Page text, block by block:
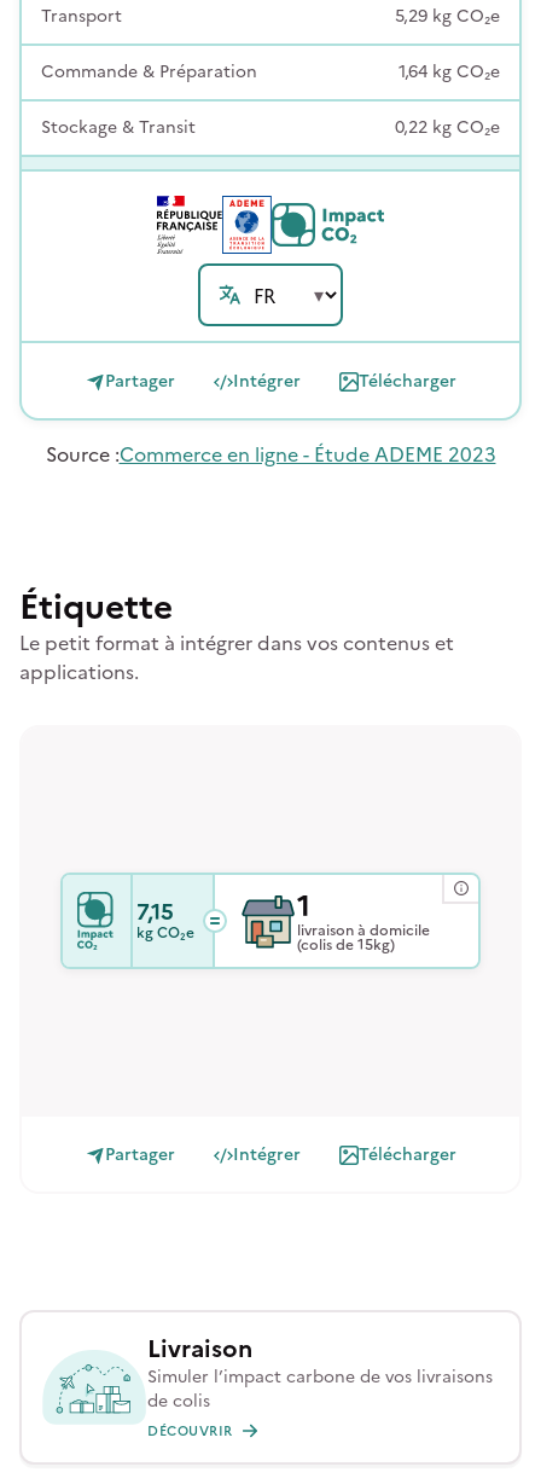
Transport 5,29 kgCO₂e
Commande & Préparation 1,64 kgCO₂e
Stockage & Transit 0,22 kgCO₂e
Partager Intégrer Télécharger
Source:Commerce en ligne - Étude ADEME 2023
Étiquette
Le petit format à intégrer dans vos contenus et
applications.
7,15
kgCO₂e
1
livraison à domicile
(colis de 15kg)
Partager Intégrer Télécharger
Livraison
Simuler l’impact carbone de vos livraisons
de colis
DÉCOUVRIR